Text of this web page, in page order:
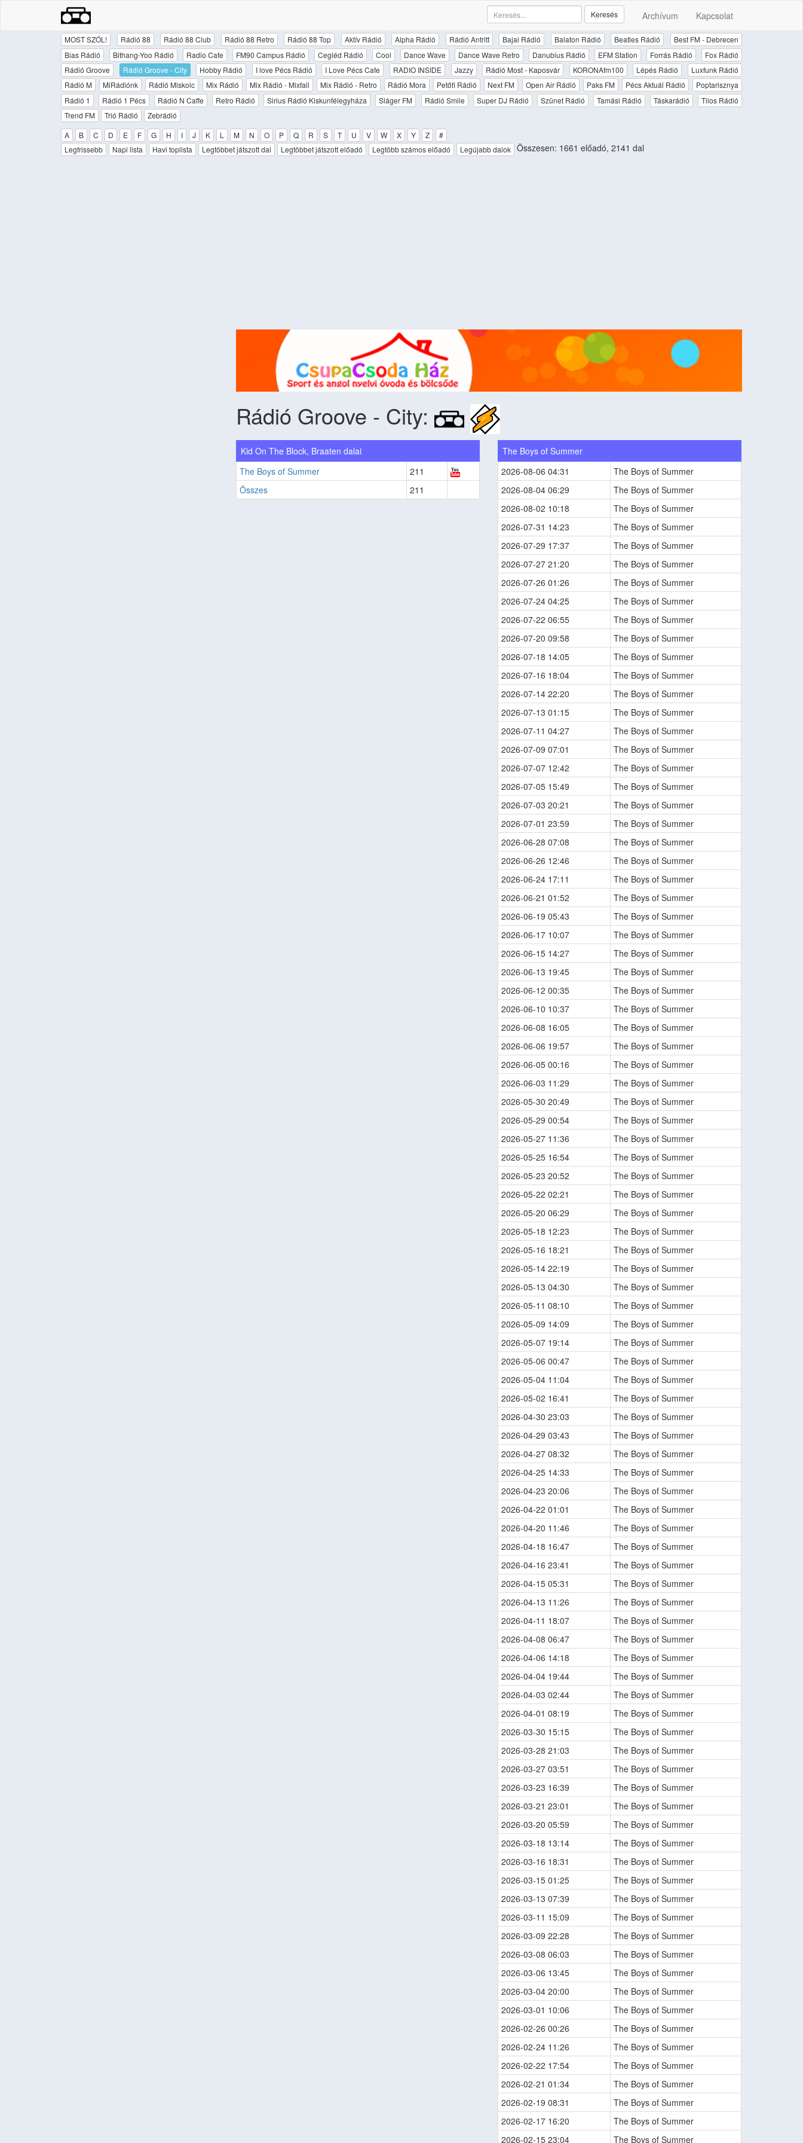
Archívum Kapcsolat
Keresés
MOST SZÓL! Rádió 88 Rádió 88 Club Rádió 88 Retro Rádió 88 Top Aktív Rádió Alpha Rádió Rádió Antritt Bajai Rádió Balaton Rádió Beatles Rádió
Best FM - Debrecen
Bias Rádió
Bithang-Yoo Rádió Radio Cafe FM90 Campus Rádió Cegléd Rádió Cool Dance Wave Dance Wave Retro Danubius Rádió EFM Station Forrás Rádió
Fox Rádió
Rádió Groove
Rádió Groove - City Hobby Rádió I love Pécs Rádió I Love Pécs Cafe RADIO INSIDE Jazzy Rádió Most - Kaposvár KORONAfm100 Lépés Rádió
Luxfunk Rádió
Rádió M
MiRádiónk Rádió Miskolc Mix Rádió Mix Rádió - Mixfall Mix Rádió - Retro Rádió Mora Petőfi Rádió Next FM Open Air Rádió Paks FM Pécs Aktuál Rádió
Poptarisznya
Rádió 1
Rádió 1 Pécs Rádió N Caffe Retro Rádió Sirius Rádió Kiskunfélegyháza Sláger FM Rádió Smile Super DJ Rádió Szünet Rádió Tamási Rádió Táskarádió
Tilos Rádió
Trend FM
Trió Rádió
Zebrádió
A
B C D E F G H I J K L M N O P Q R S T U V W X Y Z
#
Legfrissebb
Napi lista Havi toplista Legtöbbet játszott dal Legtöbbet játszott előadó Legtöbb számos előadó Legújabb dalok Összesen: 1661 előadó, 2141 dal
Rádió Groove - City:
Kid On The Block, Braaten dalai
The Boys of Summer
211
Összes
211
The Boys of Summer
2026-08-06 04:31
The Boys of Summer
2026-08-04 06:29
The Boys of Summer
2026-08-02 10:18
The Boys of Summer
2026-07-31 14:23
The Boys of Summer
2026-07-29 17:37
The Boys of Summer
2026-07-27 21:20
The Boys of Summer
2026-07-26 01:26
The Boys of Summer
2026-07-24 04:25
The Boys of Summer
2026-07-22 06:55
The Boys of Summer
2026-07-20 09:58
The Boys of Summer
2026-07-18 14:05
The Boys of Summer
2026-07-16 18:04
The Boys of Summer
2026-07-14 22:20
The Boys of Summer
2026-07-13 01:15
The Boys of Summer
2026-07-11 04:27
The Boys of Summer
2026-07-09 07:01
The Boys of Summer
2026-07-07 12:42
The Boys of Summer
2026-07-05 15:49
The Boys of Summer
2026-07-03 20:21
The Boys of Summer
2026-07-01 23:59
The Boys of Summer
2026-06-28 07:08
The Boys of Summer
2026-06-26 12:46
The Boys of Summer
2026-06-24 17:11
The Boys of Summer
2026-06-21 01:52
The Boys of Summer
2026-06-19 05:43
The Boys of Summer
2026-06-17 10:07
The Boys of Summer
2026-06-15 14:27
The Boys of Summer
2026-06-13 19:45
The Boys of Summer
2026-06-12 00:35
The Boys of Summer
2026-06-10 10:37
The Boys of Summer
2026-06-08 16:05
The Boys of Summer
2026-06-06 19:57
The Boys of Summer
2026-06-05 00:16
The Boys of Summer
2026-06-03 11:29
The Boys of Summer
2026-05-30 20:49
The Boys of Summer
2026-05-29 00:54
The Boys of Summer
2026-05-27 11:36
The Boys of Summer
2026-05-25 16:54
The Boys of Summer
2026-05-23 20:52
The Boys of Summer
2026-05-22 02:21
The Boys of Summer
2026-05-20 06:29
The Boys of Summer
2026-05-18 12:23
The Boys of Summer
2026-05-16 18:21
The Boys of Summer
2026-05-14 22:19
The Boys of Summer
2026-05-13 04:30
The Boys of Summer
2026-05-11 08:10
The Boys of Summer
2026-05-09 14:09
The Boys of Summer
2026-05-07 19:14
The Boys of Summer
2026-05-06 00:47
The Boys of Summer
2026-05-04 11:04
The Boys of Summer
2026-05-02 16:41
The Boys of Summer
2026-04-30 23:03
The Boys of Summer
2026-04-29 03:43
The Boys of Summer
2026-04-27 08:32
The Boys of Summer
2026-04-25 14:33
The Boys of Summer
2026-04-23 20:06
The Boys of Summer
2026-04-22 01:01
The Boys of Summer
2026-04-20 11:46
The Boys of Summer
2026-04-18 16:47
The Boys of Summer
2026-04-16 23:41
The Boys of Summer
2026-04-15 05:31
The Boys of Summer
2026-04-13 11:26
The Boys of Summer
2026-04-11 18:07
The Boys of Summer
2026-04-08 06:47
The Boys of Summer
2026-04-06 14:18
The Boys of Summer
2026-04-04 19:44
The Boys of Summer
2026-04-03 02:44
The Boys of Summer
2026-04-01 08:19
The Boys of Summer
2026-03-30 15:15
The Boys of Summer
2026-03-28 21:03
The Boys of Summer
2026-03-27 03:51
The Boys of Summer
2026-03-23 16:39
The Boys of Summer
2026-03-21 23:01
The Boys of Summer
2026-03-20 05:59
The Boys of Summer
2026-03-18 13:14
The Boys of Summer
2026-03-16 18:31
The Boys of Summer
2026-03-15 01:25
The Boys of Summer
2026-03-13 07:39
The Boys of Summer
2026-03-11 15:09
The Boys of Summer
2026-03-09 22:28
The Boys of Summer
2026-03-08 06:03
The Boys of Summer
2026-03-06 13:45
The Boys of Summer
2026-03-04 20:00
The Boys of Summer
2026-03-01 10:06
The Boys of Summer
2026-02-26 00:26
The Boys of Summer
2026-02-24 11:26
The Boys of Summer
2026-02-22 17:54
The Boys of Summer
2026-02-21 01:34
The Boys of Summer
2026-02-19 08:31
The Boys of Summer
2026-02-17 16:20
The Boys of Summer
2026-02-15 23:04
The Boys of Summer